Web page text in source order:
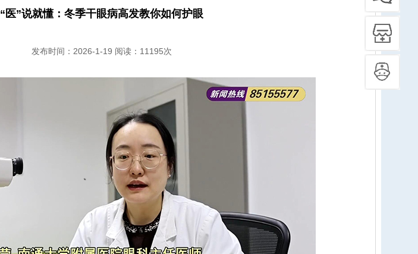
“医”说就懂：冬季干眼病高发教你如何护眼
发布时间：2026-1-19 阅读：11195次